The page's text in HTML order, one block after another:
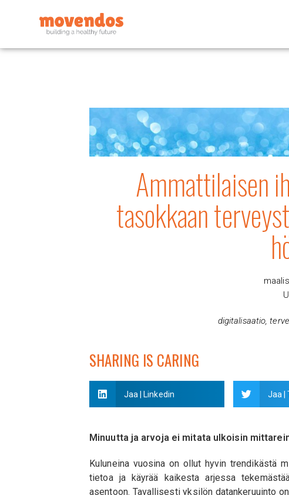
Ammattilaisen
tasokkaan
digitalisaatio,
SHARING IS CARING
Jaa | Linkedin Jaa |
Minuutta ja arvoja ei mitata ulkoisin
Kuluneina vuosina on ollut hyvin trendikästä
tietoa ja käyrää kaikesta arjessa
asentoon. Tavallisesti yksilön datankeruuinto